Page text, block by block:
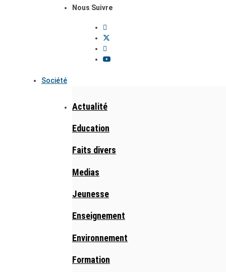
Nous Suivre
Société
Actualité
Education
Faits divers
Medias
Jeunesse
Enseignement
Environnement
Formation